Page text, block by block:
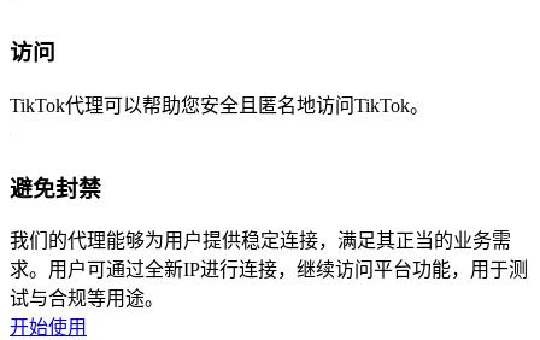
访问
TikTok代理可以帮助您安全且匿名地访问TikTok。
避免封禁
我们的代理能够为用户提供稳定连接，满足其正当的业务需
求。用户可通过全新IP进行连接，继续访问平台功能，用于测
试与合规等用途。
开始使用